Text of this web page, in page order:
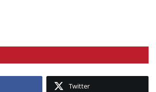
Twitter